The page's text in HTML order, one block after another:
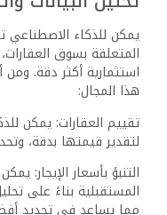
صيانة وقائية: يمكن
في المباني من خلال
تقليل التكاليف وزيادة
تحسين تجربة
على الذكاء الاصطناعي
خدمات متعددة، مثل طلب
على معلومات حول
تحليل أداء العقارات:
العقارات وتقديم
الاستثمار والمناطق